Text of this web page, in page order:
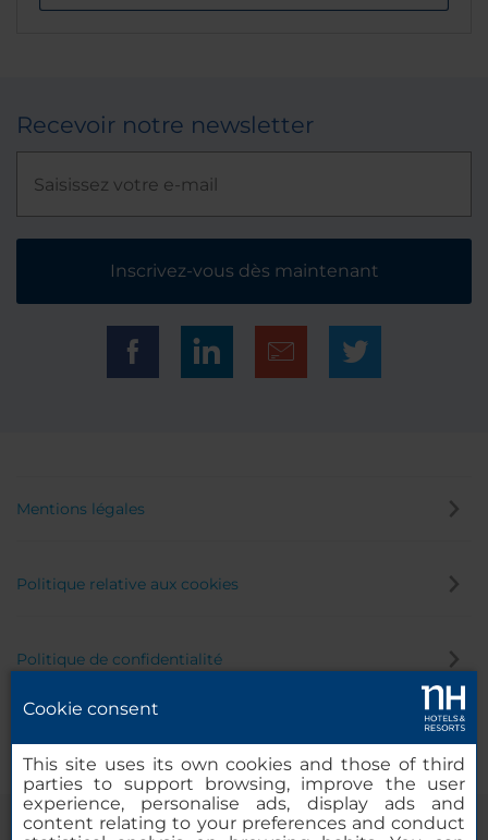
Recevoir notre newsletter
Inscrivez-vous dès maintenant
Mentions légales
Politique relative aux cookies
Politique de confidentialité
Cookie consent
This site uses its own cookies and those of third
parties to support browsing, improve the user
experience, personalise ads, display ads and
content relating to your preferences and conduct